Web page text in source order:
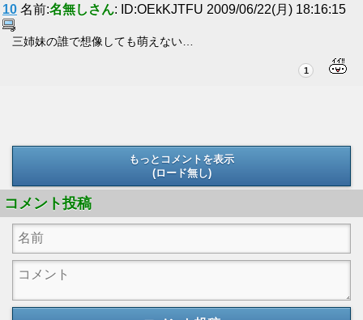
10 名前:名無しさん: ID:OEkKJTFU 2009/06/22(月) 18:16:15
三姉妹の誰で想像しても萌えない…
1
もっとコメントを表示
(ロード無し)
コメント投稿